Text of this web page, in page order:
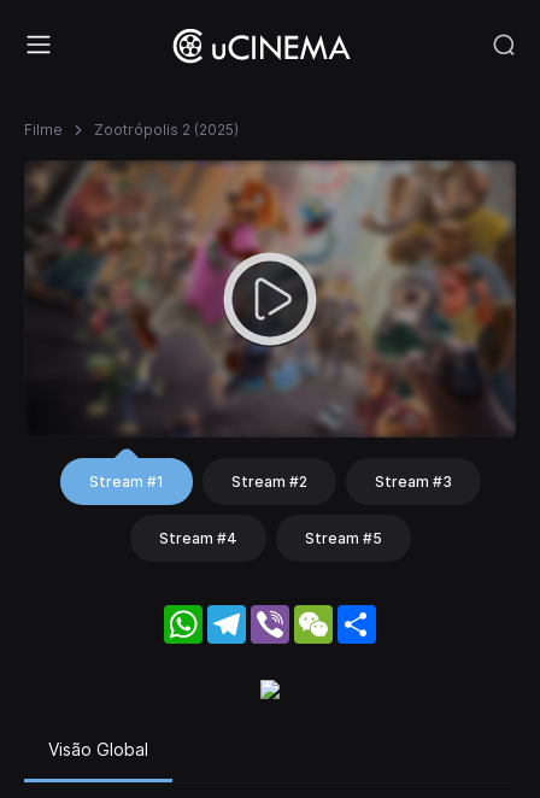
Filme Zootrópolis 2 (2025)
Stream #1 Stream #2 Stream #3
Stream #4 Stream #5
WhatsApp
Telegram
Viber WeChat
Visão Global